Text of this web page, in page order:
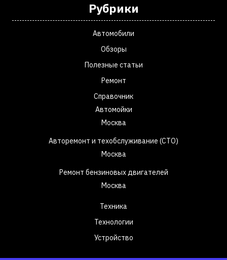
Рубрики
Автомобили
Обзоры
Полезные статьи
Ремонт
Справочник
Автомойки
Москва
Авторемонт и техобслуживание (СТО)
Москва
Ремонт бензиновых двигателей
Москва
Техника
Технологии
Устройство